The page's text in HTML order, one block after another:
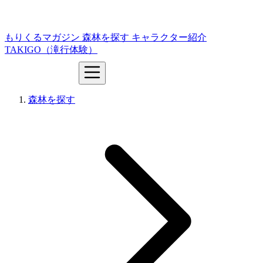
もりくるマガジン 森林を探す キャラクター紹介
TAKIGO（滝行体験）
森林を探す